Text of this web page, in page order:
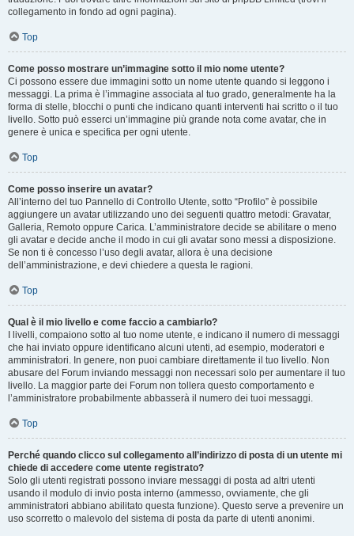
collegamento in fondo ad ogni pagina).
Top
Come posso mostrare un’immagine sotto il mio nome utente?
Ci possono essere due immagini sotto un nome utente quando si leggono i
messaggi. La prima è l’immagine associata al tuo grado, generalmente ha la
forma di stelle, blocchi o punti che indicano quanti interventi hai scritto o il tuo
livello. Sotto può esserci un’immagine più grande nota come avatar, che in
genere è unica e specifica per ogni utente.
Top
Come posso inserire un avatar?
All’interno del tuo Pannello di Controllo Utente, sotto “Profilo” è possibile
aggiungere un avatar utilizzando uno dei seguenti quattro metodi: Gravatar,
Galleria, Remoto oppure Carica. L’amministratore decide se abilitare o meno
gli avatar e decide anche il modo in cui gli avatar sono messi a disposizione.
Se non ti è concesso l’uso degli avatar, allora è una decisione
dell’amministrazione, e devi chiedere a questa le ragioni.
Top
Qual è il mio livello e come faccio a cambiarlo?
I livelli, compaiono sotto al tuo nome utente, e indicano il numero di messaggi
che hai inviato oppure identificano alcuni utenti, ad esempio, moderatori e
amministratori. In genere, non puoi cambiare direttamente il tuo livello. Non
abusare del Forum inviando messaggi non necessari solo per aumentare il tuo
livello. La maggior parte dei Forum non tollera questo comportamento e
l’amministratore probabilmente abbasserà il numero dei tuoi messaggi.
Top
Perché quando clicco sul collegamento all’indirizzo di posta di un utente mi
chiede di accedere come utente registrato?
Solo gli utenti registrati possono inviare messaggi di posta ad altri utenti
usando il modulo di invio posta interno (ammesso, ovviamente, che gli
amministratori abbiano abilitato questa funzione). Questo serve a prevenire un
uso scorretto o malevolo del sistema di posta da parte di utenti anonimi.